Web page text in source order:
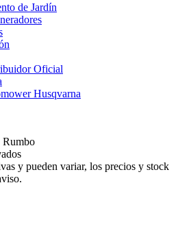
de Jardín
Oficial
Husqvarna
y pueden variar, los precios y stock